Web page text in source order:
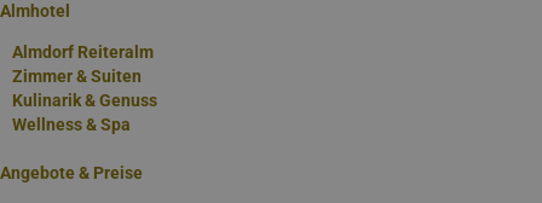
Almhotel
Almdorf Reiteralm
Zimmer & Suiten
Kulinarik & Genuss
Wellness & Spa
Angebote & Preise
Mountainbiken,
Skifahren und
noch vieles mehr
warten darauf von
Ihnen entdeckt zu